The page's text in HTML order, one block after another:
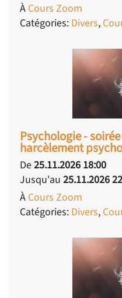
À Cours Zoom
Catégories: Divers,
Psychologie -
harcèlement
De25.11.2026 18:00
Jusqu'au 25.11.2026
À Cours Zoom
Catégories: Divers,